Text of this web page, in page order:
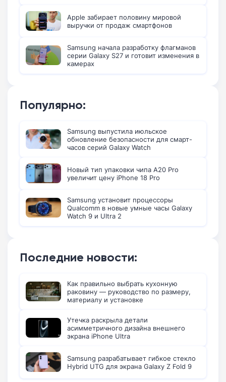
Apple забирает половину мировой
выручки от продаж смартфонов
Samsung начала разработку флагманов
серии Galaxy S27 и готовит изменения в
камерах
Популярно:
Samsung выпустила июльское
обновление безопасности для смарт-
часов серий Galaxy Watch
Новый тип упаковки чипа A20 Pro
увеличит цену iPhone 18 Pro
Samsung установит процессоры
Qualcomm в новые умные часы Galaxy
Watch 9 и Ultra 2
Последние новости:
Как правильно выбрать кухонную
раковину — руководство по размеру,
материалу и установке
Утечка раскрыла детали
асимметричного дизайна внешнего
экрана iPhone Ultra
Samsung разрабатывает гибкое стекло
Hybrid UTG для экрана Galaxy Z Fold 9